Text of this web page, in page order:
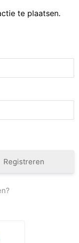
te plaatsen.
Registreren